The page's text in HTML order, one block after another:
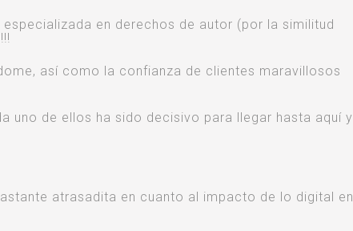
especializada en derechos de autor (por la similitud
así como la confianza de clientes maravillosos
uno de ellos ha sido decisivo para llegar hasta aquí y
atrasadita en cuanto al impacto de lo digital en